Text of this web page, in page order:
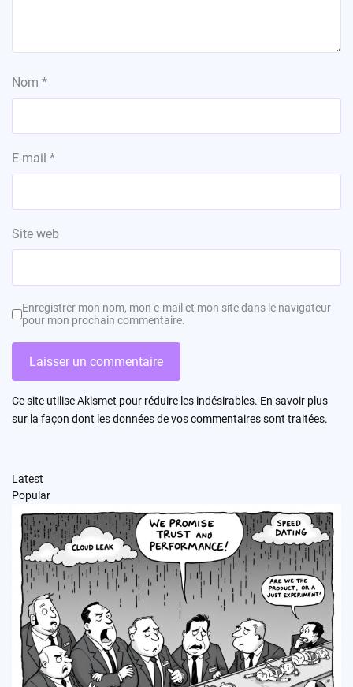
Nom *
E-mail *
Site web
Enregistrer mon nom, mon e-mail et mon site dans le navigateur
pour mon prochain commentaire.
Ce site utilise Akismet pour réduire les indésirables. En savoir plus
sur la façon dont les données de vos commentaires sont traitées.
Latest
Popular